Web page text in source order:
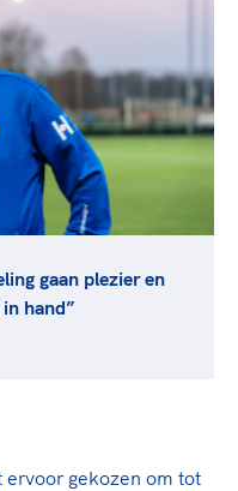
gaan plezier en
hand”
gekozen om tot